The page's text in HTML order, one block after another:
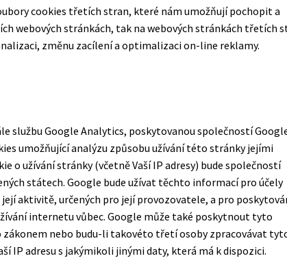
cookies třetích stran, které nám umožňují pochopit a
webových stránkách, tak na webových stránkách třetích
změnu zacílení a optimalizaci on-line reklamy.
službu Google Analytics, poskytovanou společností
umožňující analýzu způsobu užívání této stránky jejími
o užívání stránky (včetně Vaší IP adresy) bude společností
státech. Google bude užívat těchto informací pro účely
aktivitě, určených pro její provozovatele, a pro
internetu vůbec. Google může také poskytnout tyto
nebo budu-li takovéto třetí osoby zpracovávat
IP adresu s jakýmikoli jinými daty, která má k dispozici.